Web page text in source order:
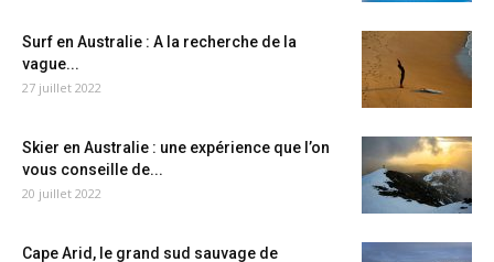
Surf en Australie : A la recherche de la
vague...
27 juillet 2022
Skier en Australie : une expérience que l’on
vous conseille de...
20 juillet 2022
Cape Arid, le grand sud sauvage de